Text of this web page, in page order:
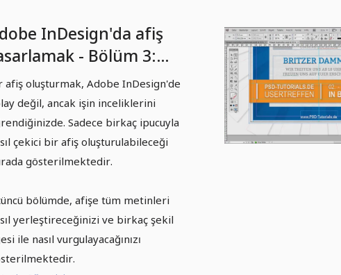
InDesign'da afiş
- Bölüm 3:
eklemek
afiş oluşturmak, Adobe InDesign'de
değil, ancak işin inceliklerini
Sadece birkaç ipucuyla
çekici bir afiş oluşturulabileceği
gösterilmektedir.
bölümde, afişe tüm metinleri
yerleştireceğinizi ve birkaç şekil
ile nasıl vurgulayacağınızı